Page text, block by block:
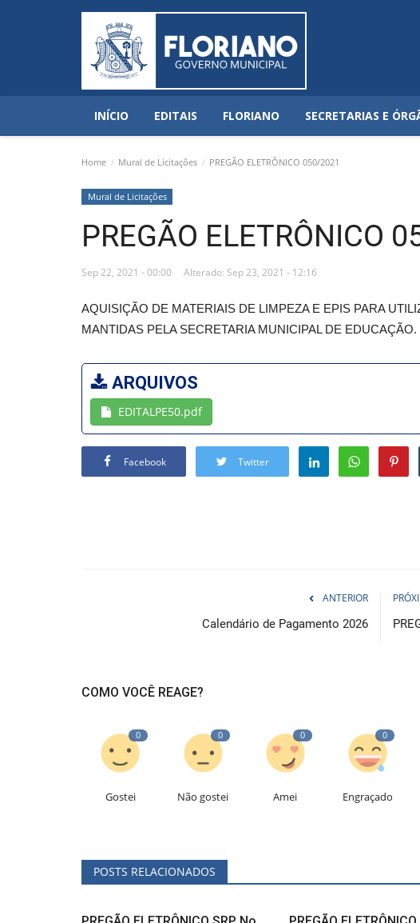
INÍCIO EDITAIS FLORIANO SECRETARIAS E
Home Mural de Licitações PREGÃO ELETRÔNICO 050/2021
Mural de Licitações
PREGÃO ELETRÔNICO
Sep 22, 2021 - 00:00 Alterado: Sep 23, 2021 - 12:16
AQUISIÇÃO DE MATERIAIS DE LIMPEZA E EPIS PARA
MANTIDAS PELA SECRETARIA MUNICIPAL DE EDUCAÇÃO.
ARQUIVOS
EDITALPE50.pdf
Facebook Twitter
ANTERIOR
Calendário de Pagamento 2026
COMO VOCÊ REAGE?
0
Gostei
0
Não gostei
0
Amei
0
Engraçado
POSTS RELACIONADOS